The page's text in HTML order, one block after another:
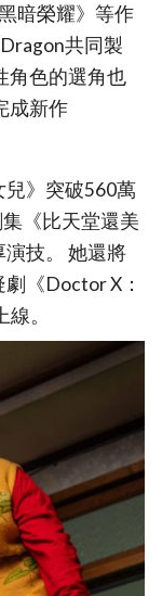
暗榮耀》等作
共同製
角色的選角也
成新作
》突破560萬
《比天堂還美
技。 她還將
《Doctor X：
。